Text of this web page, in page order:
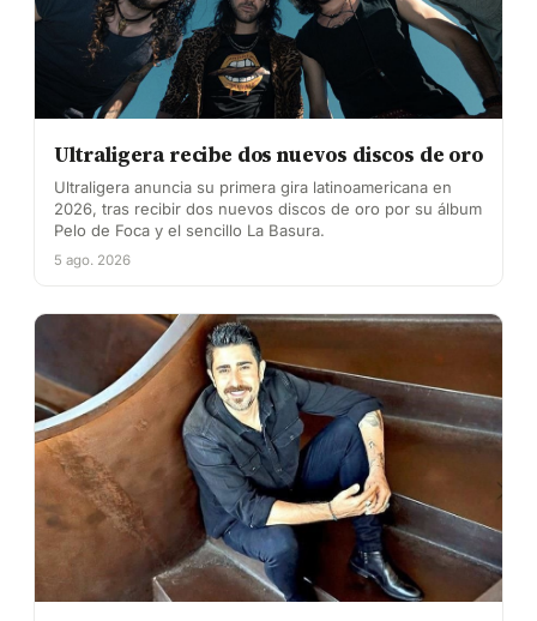
Ultraligera recibe dos nuevos discos de oro
Ultraligera anuncia su primera gira latinoamericana en
2026, tras recibir dos nuevos discos de oro por su álbum
Pelo de Foca y el sencillo La Basura.
5 ago. 2026